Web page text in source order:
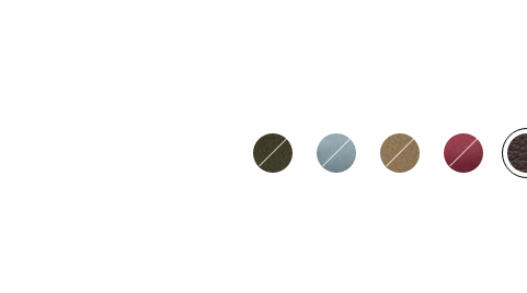
مختار